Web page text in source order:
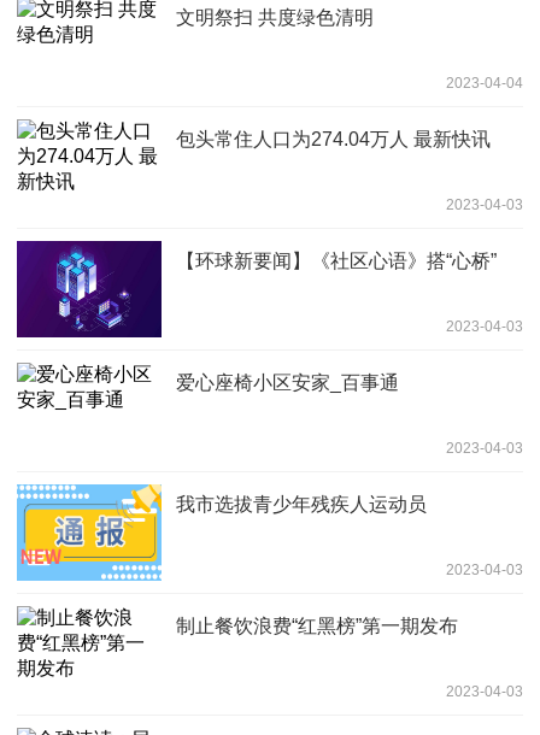
文明祭扫 共度绿色清明
2023-04-04
包头常住人口为274.04万人 最新快讯
2023-04-03
【环球新要闻】《社区心语》搭“心桥”
2023-04-03
爱心座椅小区安家_百事通
2023-04-03
我市选拔青少年残疾人运动员
2023-04-03
制止餐饮浪费“红黑榜”第一期发布
2023-04-03